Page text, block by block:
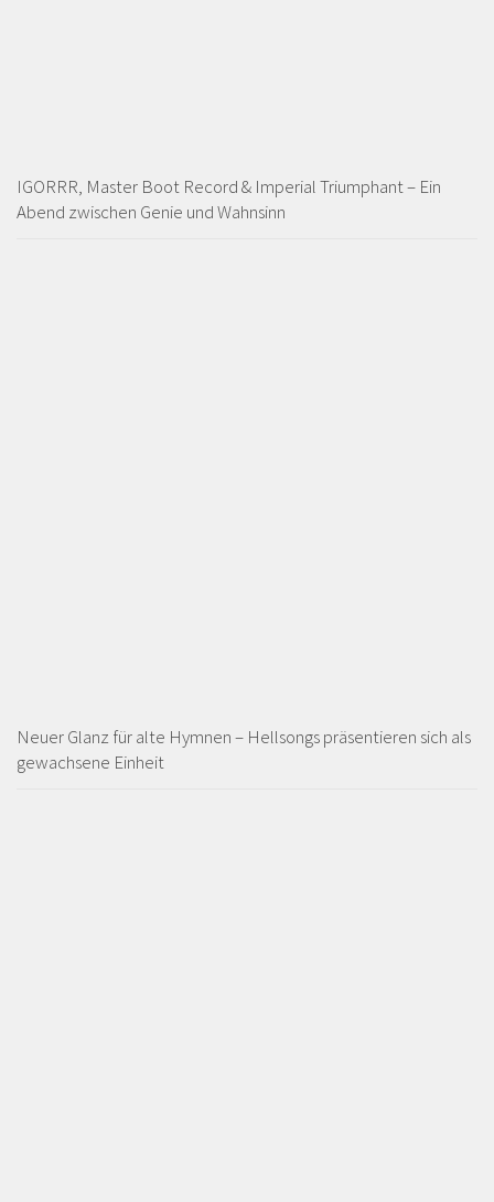
IGORRR, Master Boot Record & Imperial Triumphant – Ein
Abend zwischen Genie und Wahnsinn
Neuer Glanz für alte Hymnen – Hellsongs präsentieren sich als
gewachsene Einheit